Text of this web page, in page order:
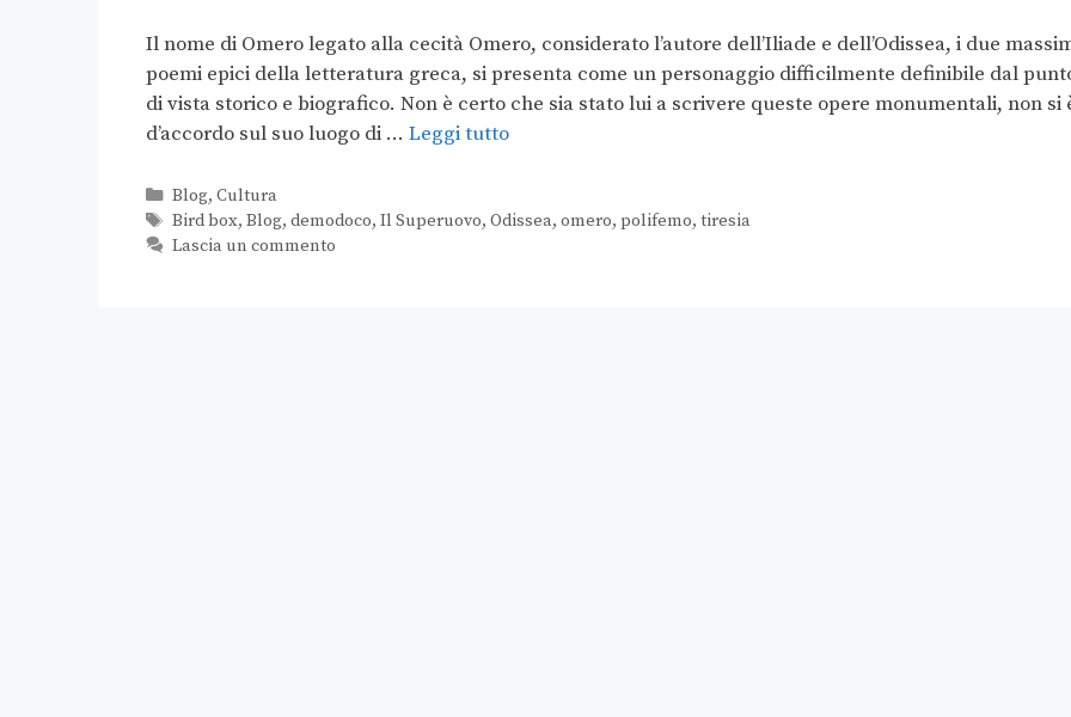
Il nome di Omero legato alla cecità Omero, considerato l’autore dell’Iliade e dell’Odissea, i due
poemi epici della letteratura greca, si presenta come un personaggio difficilmente definibile dal
di vista storico e biografico. Non è certo che sia stato lui a scrivere queste opere monumentali, non si
d’accordo sul suo luogo di … Leggi tutto
Blog, Cultura
Bird box, Blog, demodoco, Il Superuovo, Odissea, omero, polifemo, tiresia
Lascia un commento